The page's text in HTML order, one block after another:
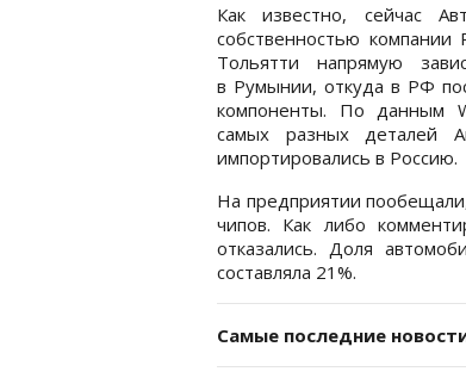
Как известно, сейчас
собственностью компании
Тольятти напрямую
в Румынии, откуда в РФ
компоненты. По данным
самых разных деталей
импортировались в Россию.
На предприятии
чипов. Как либо
отказались. Доля
составляла 21%.
Самые последние